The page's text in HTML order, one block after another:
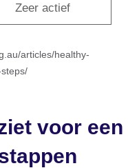
Zeer actief
articles/healthy-
voor een